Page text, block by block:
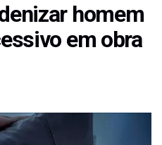
homem
em obra